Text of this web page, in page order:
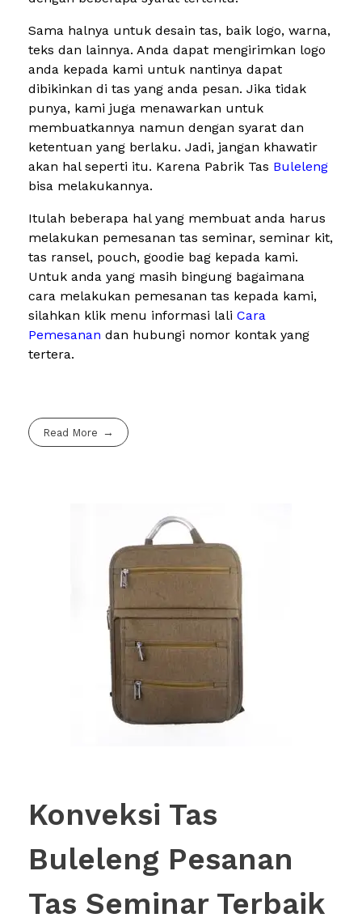
Sama halnya untuk desain tas, baik logo, warna,
teks dan lainnya. Anda dapat mengirimkan logo
anda kepada kami untuk nantinya dapat
dibikinkan di tas yang anda pesan. Jika tidak
punya, kami juga menawarkan untuk
membuatkannya namun dengan syarat dan
ketentuan yang berlaku. Jadi, jangan khawatir
akan hal seperti itu. Karena Pabrik Tas Buleleng
bisa melakukannya.
Itulah beberapa hal yang membuat anda harus
melakukan pemesanan tas seminar, seminar kit,
tas ransel, pouch, goodie bag kepada kami.
Untuk anda yang masih bingung bagaimana
cara melakukan pemesanan tas kepada kami,
silahkan klik menu informasi lali Cara
Pemesanan dan hubungi nomor kontak yang
tertera.
Read More
Konveksi Tas
Buleleng Pesanan
Tas Seminar Terbaik